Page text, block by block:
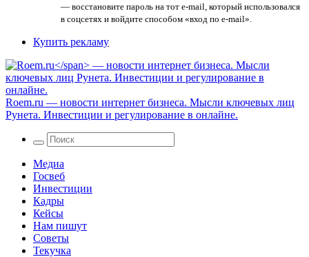
— восстановите пароль на тот e-mail, который использовался
в соцсетях и войдите способом «вход по e-mail».
Купить рекламу
Roem.ru — новости интернет бизнеса. Мысли ключевых лиц
Рунета. Инвестиции и регулирование в онлайне.
Медиа
Госвеб
Инвестиции
Кадры
Кейсы
Нам пишут
Советы
Текучка